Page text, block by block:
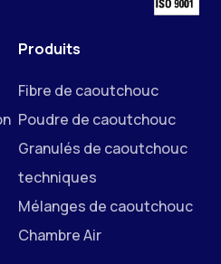
Produits
Fibre de caoutchouc
Poudre de caoutchouc
Granulés de caoutchouc
techniques
Mélanges de caoutchouc
Chambre Air